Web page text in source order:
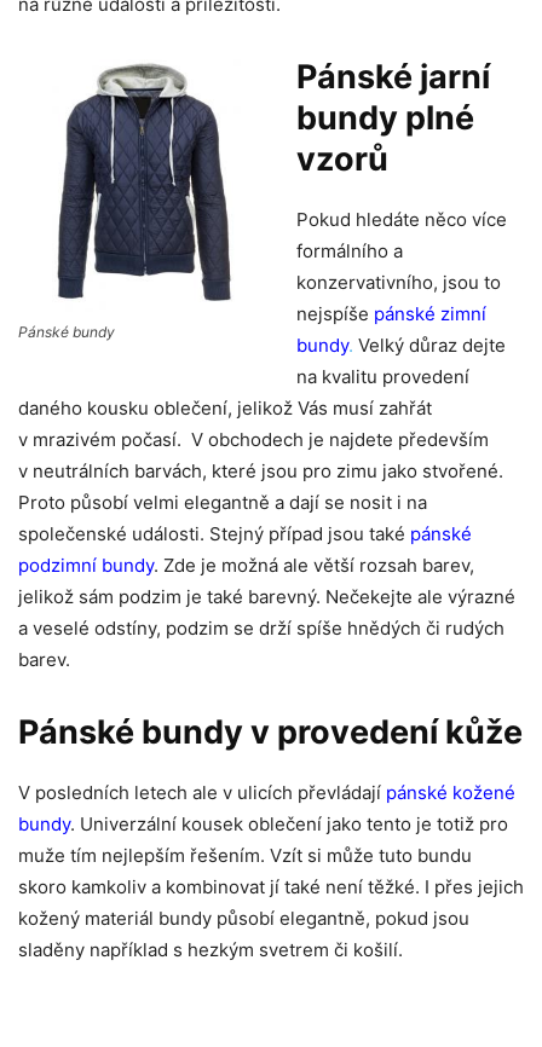
Pánské bundy
Pánské jarní
bundy plné
vzorů
Pokud hledáte něco více
formálního a
konzervativního, jsou to
nejspíše pánské zimní
bundy. Velký důraz dejte
na kvalitu provedení
daného kousku oblečení, jelikož Vás musí zahřát
v mrazivém počasí. V obchodech je najdete především
v neutrálních barvách, které jsou pro zimu jako stvořené.
Proto působí velmi elegantně a dají se nosit i na
společenské události. Stejný případ jsou také pánské
podzimní bundy. Zde je možná ale větší rozsah barev,
jelikož sám podzim je také barevný. Nečekejte ale výrazné
a veselé odstíny, podzim se drží spíše hnědých či rudých
barev.
Pánské bundy v provedení kůže
V posledních letech ale v ulicích převládají pánské kožené
bundy. Univerzální kousek oblečení jako tento je totiž pro
muže tím nejlepším řešením. Vzít si může tuto bundu
skoro kamkoliv a kombinovat jí také není těžké. I přes jejich
kožený materiál bundy působí elegantně, pokud jsou
sladěny například s hezkým svetrem či košilí.